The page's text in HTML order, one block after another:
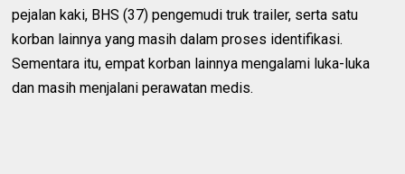
pejalan kaki, BHS (37) pengemudi truk trailer, serta satu
korban lainnya yang masih dalam proses identifikasi.
Sementara itu, empat korban lainnya mengalami luka-luka
dan masih menjalani perawatan medis.